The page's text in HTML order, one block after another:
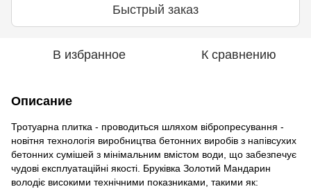
Быстрый заказ
В избранное К сравнению
Описание
Тротуарна плитка - проводиться шляхом вібропресування -
новітня технологія виробництва бетонних виробів з напівсухих
бетонних сумішей з мінімальним вмістом води, що забезпечує
чудові експлуатаційні якості. Бруківка Золотий Мандарин
володіє високими технічними показниками, такими як: